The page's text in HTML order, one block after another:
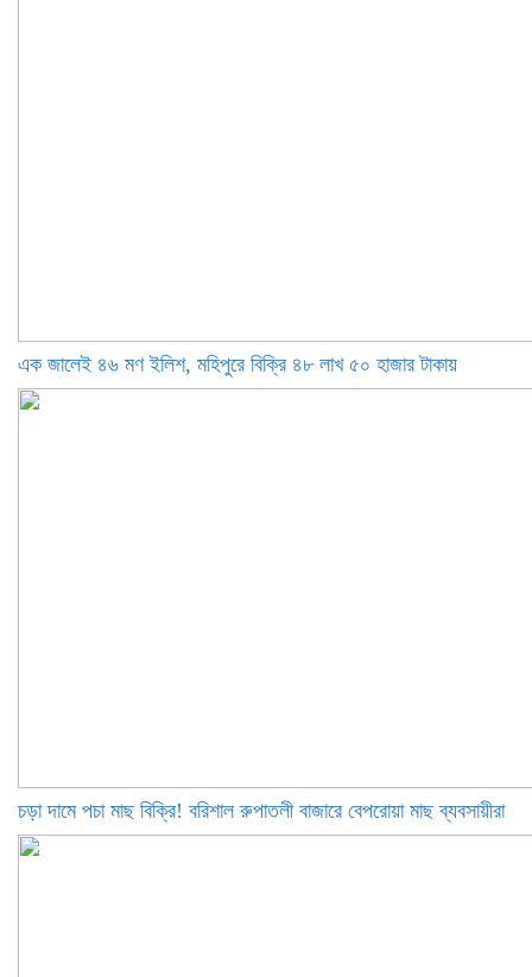
এক জালেই ৪৬ মণ ইলিশ, মহিপুরে বিক্রি ৪৮ লাখ ৫০ হাজার টাকায়
চড়া দামে পচা মাছ বিক্রি! বরিশাল রুপাতলী বাজারে বেপরোয়া মাছ ব্যবসায়ীরা